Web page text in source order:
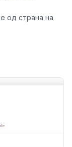
од страна на